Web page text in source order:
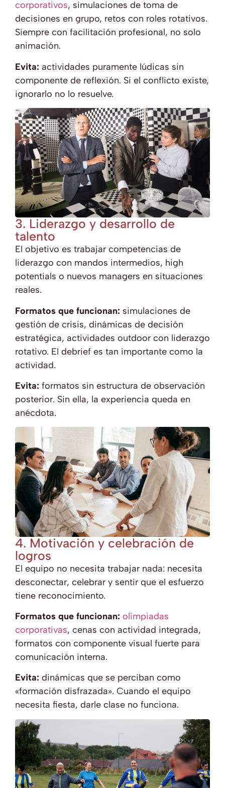
corporativos, simulaciones de toma de
decisiones en grupo, retos con roles rotativos.
Siempre con facilitación profesional, no solo
animación.
Evita: actividades puramente lúdicas sin
componente de reflexión. Si el conflicto existe,
ignorarlo no lo resuelve.
3. Liderazgo y desarrollo de
talento
El objetivo es trabajar competencias de
liderazgo con mandos intermedios, high
potentials o nuevos managers en situaciones
reales.
Formatos que funcionan: simulaciones de
gestión de crisis, dinámicas de decisión
estratégica, actividades outdoor con liderazgo
rotativo. El debrief es tan importante como la
actividad.
Evita: formatos sin estructura de observación
posterior. Sin ella, la experiencia queda en
anécdota.
4. Motivación y celebración de
logros
El equipo no necesita trabajar nada: necesita
desconectar, celebrar y sentir que el esfuerzo
tiene reconocimiento.
Formatos que funcionan: olimpiadas
corporativas, cenas con actividad integrada,
formatos con componente visual fuerte para
comunicación interna.
Evita: dinámicas que se perciban como
«formación disfrazada». Cuando el equipo
necesita fiesta, darle clase no funciona.